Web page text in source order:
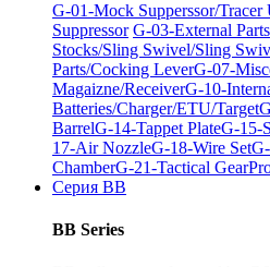
G-01-Mock Supperssor/Tracer
Suppressor G-03-External Parts
Stocks/Sling Swivel/Sling
Parts/Cocking LeverG-07-
Magaizne/ReceiverG-10-
Batteries/Charger/ETU/Target
BarrelG-14-Tappet PlateG-15-
17-Air NozzleG-18-Wire Set
ChamberG-21-Tactical Gear
Серия BB
BB Series